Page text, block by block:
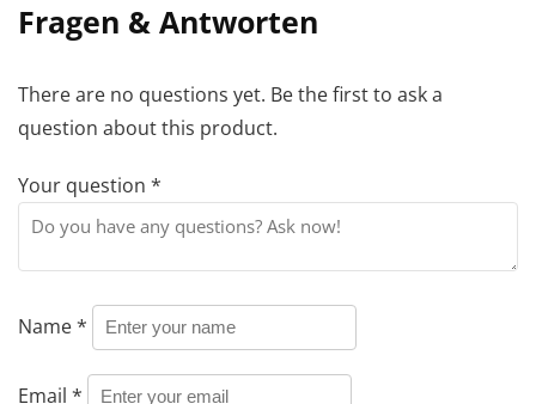
Fragen & Antworten
There are no questions yet. Be the first to ask a
question about this product.
Your question *
Name*
Email *